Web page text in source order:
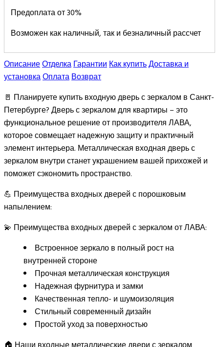
Предоплата от 30%
Возможен как наличный, так и безналичный рассчет
ОписаниеОтделкаГарантииКак купитьДоставка и
установкаОплатаВозврат
🚪 Планируете купить входную дверь с зеркалом в Санкт-
Петербурге? Дверь с зеркалом для квартиры – это
функциональное решение от производителя ЛАВА,
которое совмещает надежную защиту и практичный
элемент интерьера. Металлическая входная дверь с
зеркалом внутри станет украшением вашей прихожей и
поможет сэкономить пространство.
💪 Преимущества входных дверей с порошковым
напылением:
💫 Преимущества входных дверей с зеркалом от ЛАВА:
Встроенное зеркало в полный рост на
внутренней стороне
Прочная металлическая конструкция
Надежная фурнитура и замки
Качественная тепло- и шумоизоляция
Стильный современный дизайн
Простой уход за поверхностью